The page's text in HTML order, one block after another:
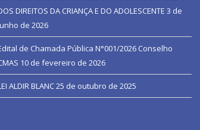
DIREITOS DA CRIANÇA E DO ADOLESCENTE 3 de
de 2026
de Chamada Pública N°001/2026 Conselho
10 de fevereiro de 2026
ALDIR BLANC25 de outubro de 2025